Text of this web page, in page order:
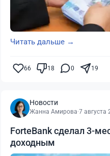
Читать дальше →
66 18 0 19
Новости
Жанна Амирова·7 августа
ForteBank сделал 3-
доходным